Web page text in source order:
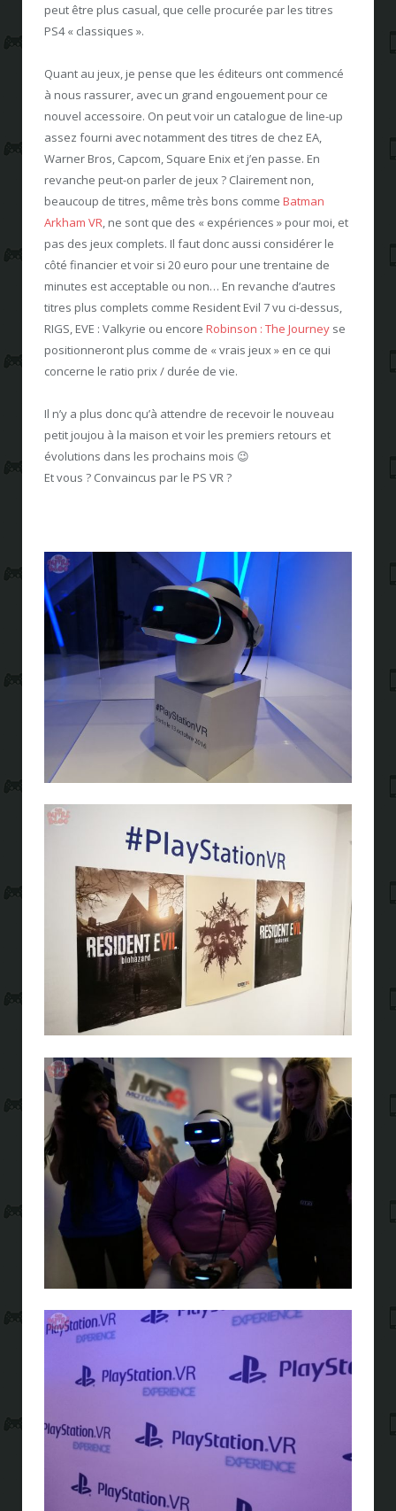
peut être plus casual, que celle procurée par les titres
PS4 « classiques ».
Quant au jeux, je pense que les éditeurs ont commencé
à nous rassurer, avec un grand engouement pour ce
nouvel accessoire. On peut voir un catalogue de line-up
assez fourni avec notamment des titres de chez EA,
Warner Bros, Capcom, Square Enix et j’en passe. En
revanche peut-on parler de jeux ? Clairement non,
beaucoup de titres, même très bons comme Batman
Arkham VR, ne sont que des « expériences » pour moi, et
pas des jeux complets. Il faut donc aussi considérer le
côté financier et voir si 20 euro pour une trentaine de
minutes est acceptable ou non… En revanche d’autres
titres plus complets comme Resident Evil 7 vu ci-dessus,
RIGS, EVE : Valkyrie ou encore Robinson : The Journey se
positionneront plus comme de « vrais jeux » en ce qui
concerne le ratio prix / durée de vie.
Il n’y a plus donc qu’à attendre de recevoir le nouveau
petit joujou à la maison et voir les premiers retours et
évolutions dans les prochains mois 😉
Et vous ? Convaincus par le PS VR ?